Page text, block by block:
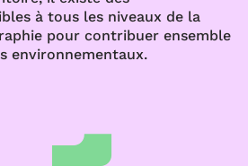
à tous les niveaux de la
pour contribuer ensemble
environnementaux.